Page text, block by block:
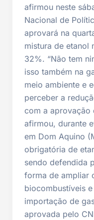
afirmou neste
Nacional de
aprovará na
mistura de etanol
32%. “Não tem
isso também na
meio ambiente e
perceber a
com a aprovação
afirmou, durante
em Dom Aquino
obrigatória de
sendo defendida
forma de ampliar
biocombustíveis
importação de
aprovada pelo